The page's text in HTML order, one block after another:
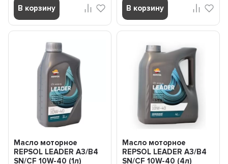
В корзину В корзину
Масло моторное
REPSOL LEADER A3/B4
SN/CF 10W-40 (1л)
Масло моторное
REPSOL LEADER A3/B4
SN/CF 10W-40 (4л)